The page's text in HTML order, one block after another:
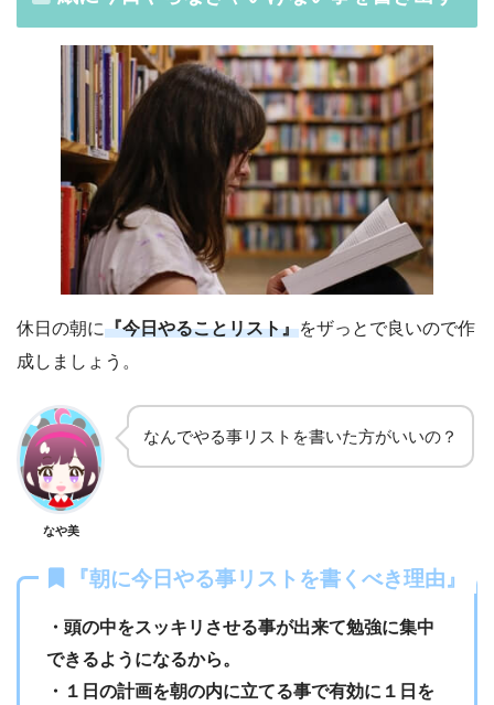
休日の朝に『今日やることリスト』をザっとで良いので作
成しましょう。
なや美
なんでやる事リストを書いた方がいいの？
『朝に今日やる事リストを書くべき理由』
・頭の中をスッキリさせる事が出来て勉強に集中
できるようになるから。
・１日の計画を朝の内に立てる事で有効に１日を